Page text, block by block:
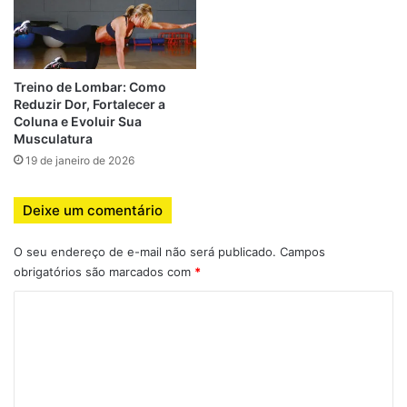
Discos intervertebrais: funcionam como
amortecedores.
Ligamentos: ajudam na estabilidade.
Eretores da espinha: mantêm a postura ereta.
Multífidos: estabilizam as vértebras.
Quadrado lombar: auxilia na inclinação do tronco.
Core abdominal: trabalha em conjunto com a lombar.
Quando essas estruturas estão condicionadas, a coluna
sobre os discos e articulações.
Treino de Lombar: Como
Reduzir Dor, Fortalecer a
Coluna e Evoluir Sua
Musculatura
19 de janeiro de 2026
Deixe um comentário
O seu endereço de e-mail não será publicado. Campos
obrigatórios são marcados com *